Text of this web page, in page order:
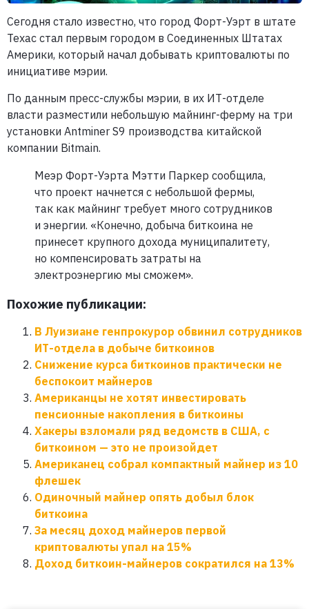
Сегодня стало известно, что город Форт-Уэрт в штате
Техас стал первым городом в Соединенных Штатах
Америки, который начал добывать криптовалюты по
инициативе мэрии.
По данным пресс-службы мэрии, в их ИТ-отделе
власти разместили небольшую майнинг-ферму на три
установки Antminer S9 производства китайской
компании Bitmain.
Меэр Форт-Уэрта Мэтти Паркер сообщила,
что проект начнется с небольшой фермы,
так как майнинг требует много сотрудников
и энергии. «Конечно, добыча биткоина не
принесет крупного дохода муниципалитету,
но компенсировать затраты на
электроэнергию мы сможем».
Похожие публикации:
В Луизиане генпрокурор обвинил сотрудников
ИТ-отдела в добыче биткоинов
Снижение курса биткоинов практически не
беспокоит майнеров
Американцы не хотят инвестировать
пенсионные накопления в биткоины
Хакеры взломали ряд ведомств в США, с
биткоином — это не произойдет
Американец собрал компактный майнер из 10
флешек
Одиночный майнер опять добыл блок
биткоина
За месяц доход майнеров первой
криптовалюты упал на 15%
Доход биткоин-майнеров сократился на 13%